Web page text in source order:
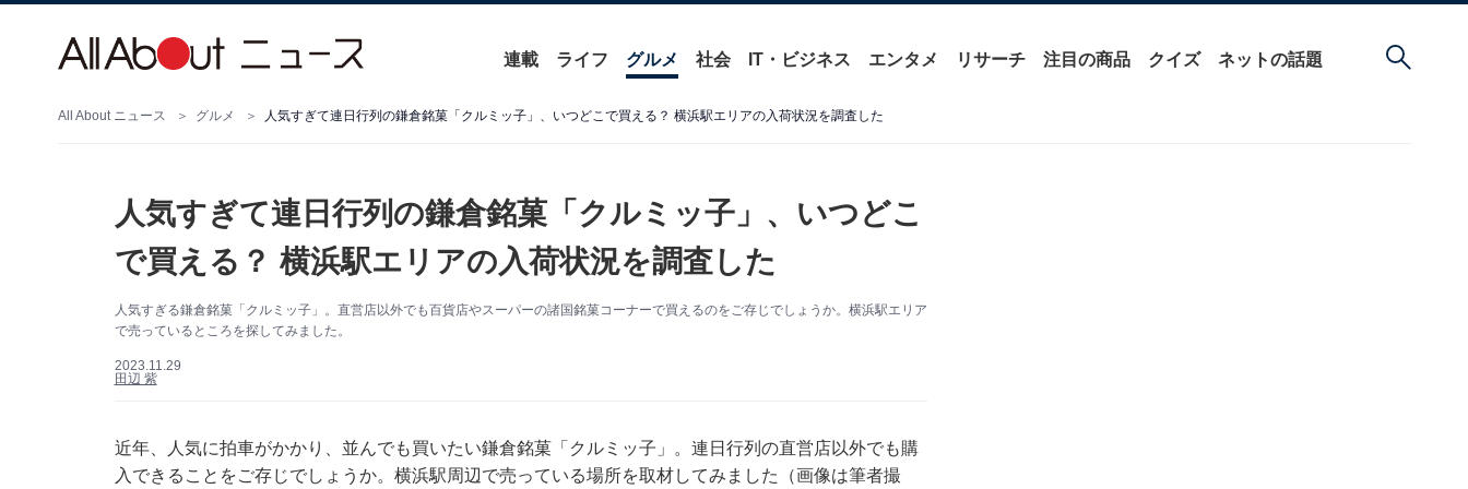
連載 ライフ グルメ 社会 IT・ビジネス エンタメ リサーチ 注目の商品 クイズ ネットの話題
All About ニュース グルメ 人気すぎて連日行列の鎌倉銘菓「クルミッ子」、いつどこで買える？ 横浜駅エリアの入荷状況を調査した
人気すぎて連日行列の鎌倉銘菓「クルミッ子」、いつどこ
で買える？ 横浜駅エリアの入荷状況を調査した
人気すぎる鎌倉銘菓「クルミッ子」。直営店以外でも百貨店やスーパーの諸国銘菓コーナーで買えるのをご存じでしょうか。横浜駅エリア
で売っているところを探してみました。
2023.11.29
田辺 紫
近年、人気に拍車がかかり、並んでも買いたい鎌倉銘菓「クルミッ子」。連日行列の直営店以外でも購
入できることをご存じでしょうか。横浜駅周辺で売っている場所を取材してみました（画像は筆者撮